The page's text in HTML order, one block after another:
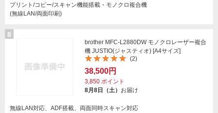
プリント/コピー/スキャン機能搭載・モノクロ複合機
(無線LAN/両面印刷)
8
brother MFC-L2880DW モノクロレーザー複合
機 JUSTIO(ジャスティオ) [A4サイズ]
(2)
38,500円
3,850 ポイント
8月8日（土） お届け
無線LAN対応、ADF搭載、両面同時スキャン対応